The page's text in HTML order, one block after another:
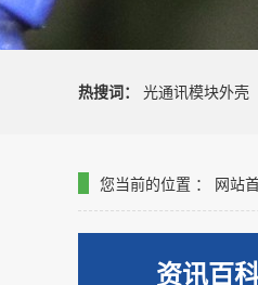
热搜词： 光通讯模块外壳
您当前的位置 ： 网站
资讯百